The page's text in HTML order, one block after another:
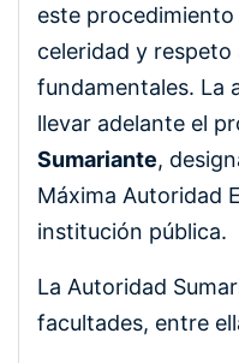
este
celeridad y respeto
fundamentales. La
llevar adelante el
Sumariante,
Máxima Autoridad
institución pública.
La Autoridad
facultades, entre